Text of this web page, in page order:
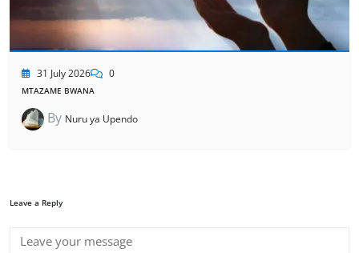
31 July 2026 0
MTAZAME BWANA
By Nuru ya Upendo
Leave a Reply